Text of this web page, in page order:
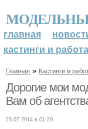
главная
кастинги и работа
Главная » Кастинги и
Дорогие мои
Вам об
23.07.2014 в 01:20